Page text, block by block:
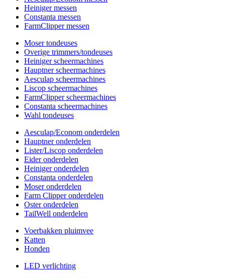
Heiniger messen
Constanta messen
FarmClipper messen
Moser tondeuses
Overige trimmers/tondeuses
Heiniger scheermachines
Hauptner scheermachines
Aesculap scheermachines
Liscop scheermachines
FarmClipper scheermachines
Constanta scheermachines
Wahl tondeuses
Aesculap/Econom onderdelen
Hauptner onderdelen
Lister/Liscop onderdelen
Eider onderdelen
Heiniger onderdelen
Constanta onderdelen
Moser onderdelen
Farm Clipper onderdelen
Oster onderdelen
TailWell onderdelen
Voerbakken pluimvee
Katten
Honden
LED verlichting